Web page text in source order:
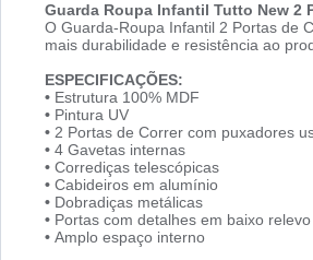
Guarda Roupa Infantil Tutto New 2
O Guarda-Roupa Infantil 2 Portas de
mais durabilidade e resistência ao
ESPECIFICAÇÕES:
• Estrutura 100% MDF
• Pintura UV
• 2 Portas de Correr com puxadores
• 4 Gavetas internas
• Corrediças telescópicas
• Cabideiros em alumínio
• Dobradiças metálicas
• Portas com detalhes em baixo relevo
• Amplo espaço interno